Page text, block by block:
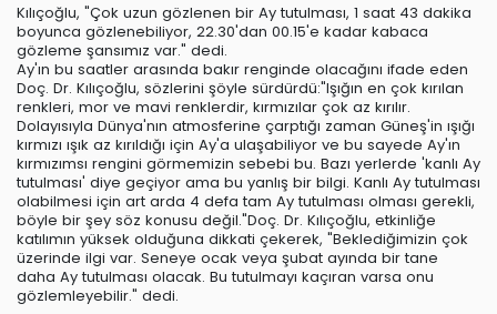
Kılıçoğlu, "Çok uzun gözlenen bir Ay tutulması, 1 saat 43 dakika
boyunca gözlenebiliyor, 22.30'dan 00.15'e kadar kabaca
gözleme şansımız var." dedi.
Ay'ın bu saatler arasında bakır renginde olacağını ifade eden
Doç. Dr. Kılıçoğlu, sözlerini şöyle sürdürdü:"Işığın en çok kırılan
renkleri, mor ve mavi renklerdir, kırmızılar çok az kırılır.
Dolayısıyla Dünya'nın atmosferine çarptığı zaman Güneş'in ışığı
kırmızı ışık az kırıldığı için Ay'a ulaşabiliyor ve bu sayede Ay'ın
kırmızımsı rengini görmemizin sebebi bu. Bazı yerlerde 'kanlı Ay
tutulması' diye geçiyor ama bu yanlış bir bilgi. Kanlı Ay tutulması
olabilmesi için art arda 4 defa tam Ay tutulması olması gerekli,
böyle bir şey söz konusu değil."Doç. Dr. Kılıçoğlu, etkinliğe
katılımın yüksek olduğuna dikkati çekerek, "Beklediğimizin çok
üzerinde ilgi var. Seneye ocak veya şubat ayında bir tane
daha Ay tutulması olacak. Bu tutulmayı kaçıran varsa onu
gözlemleyebilir." dedi.